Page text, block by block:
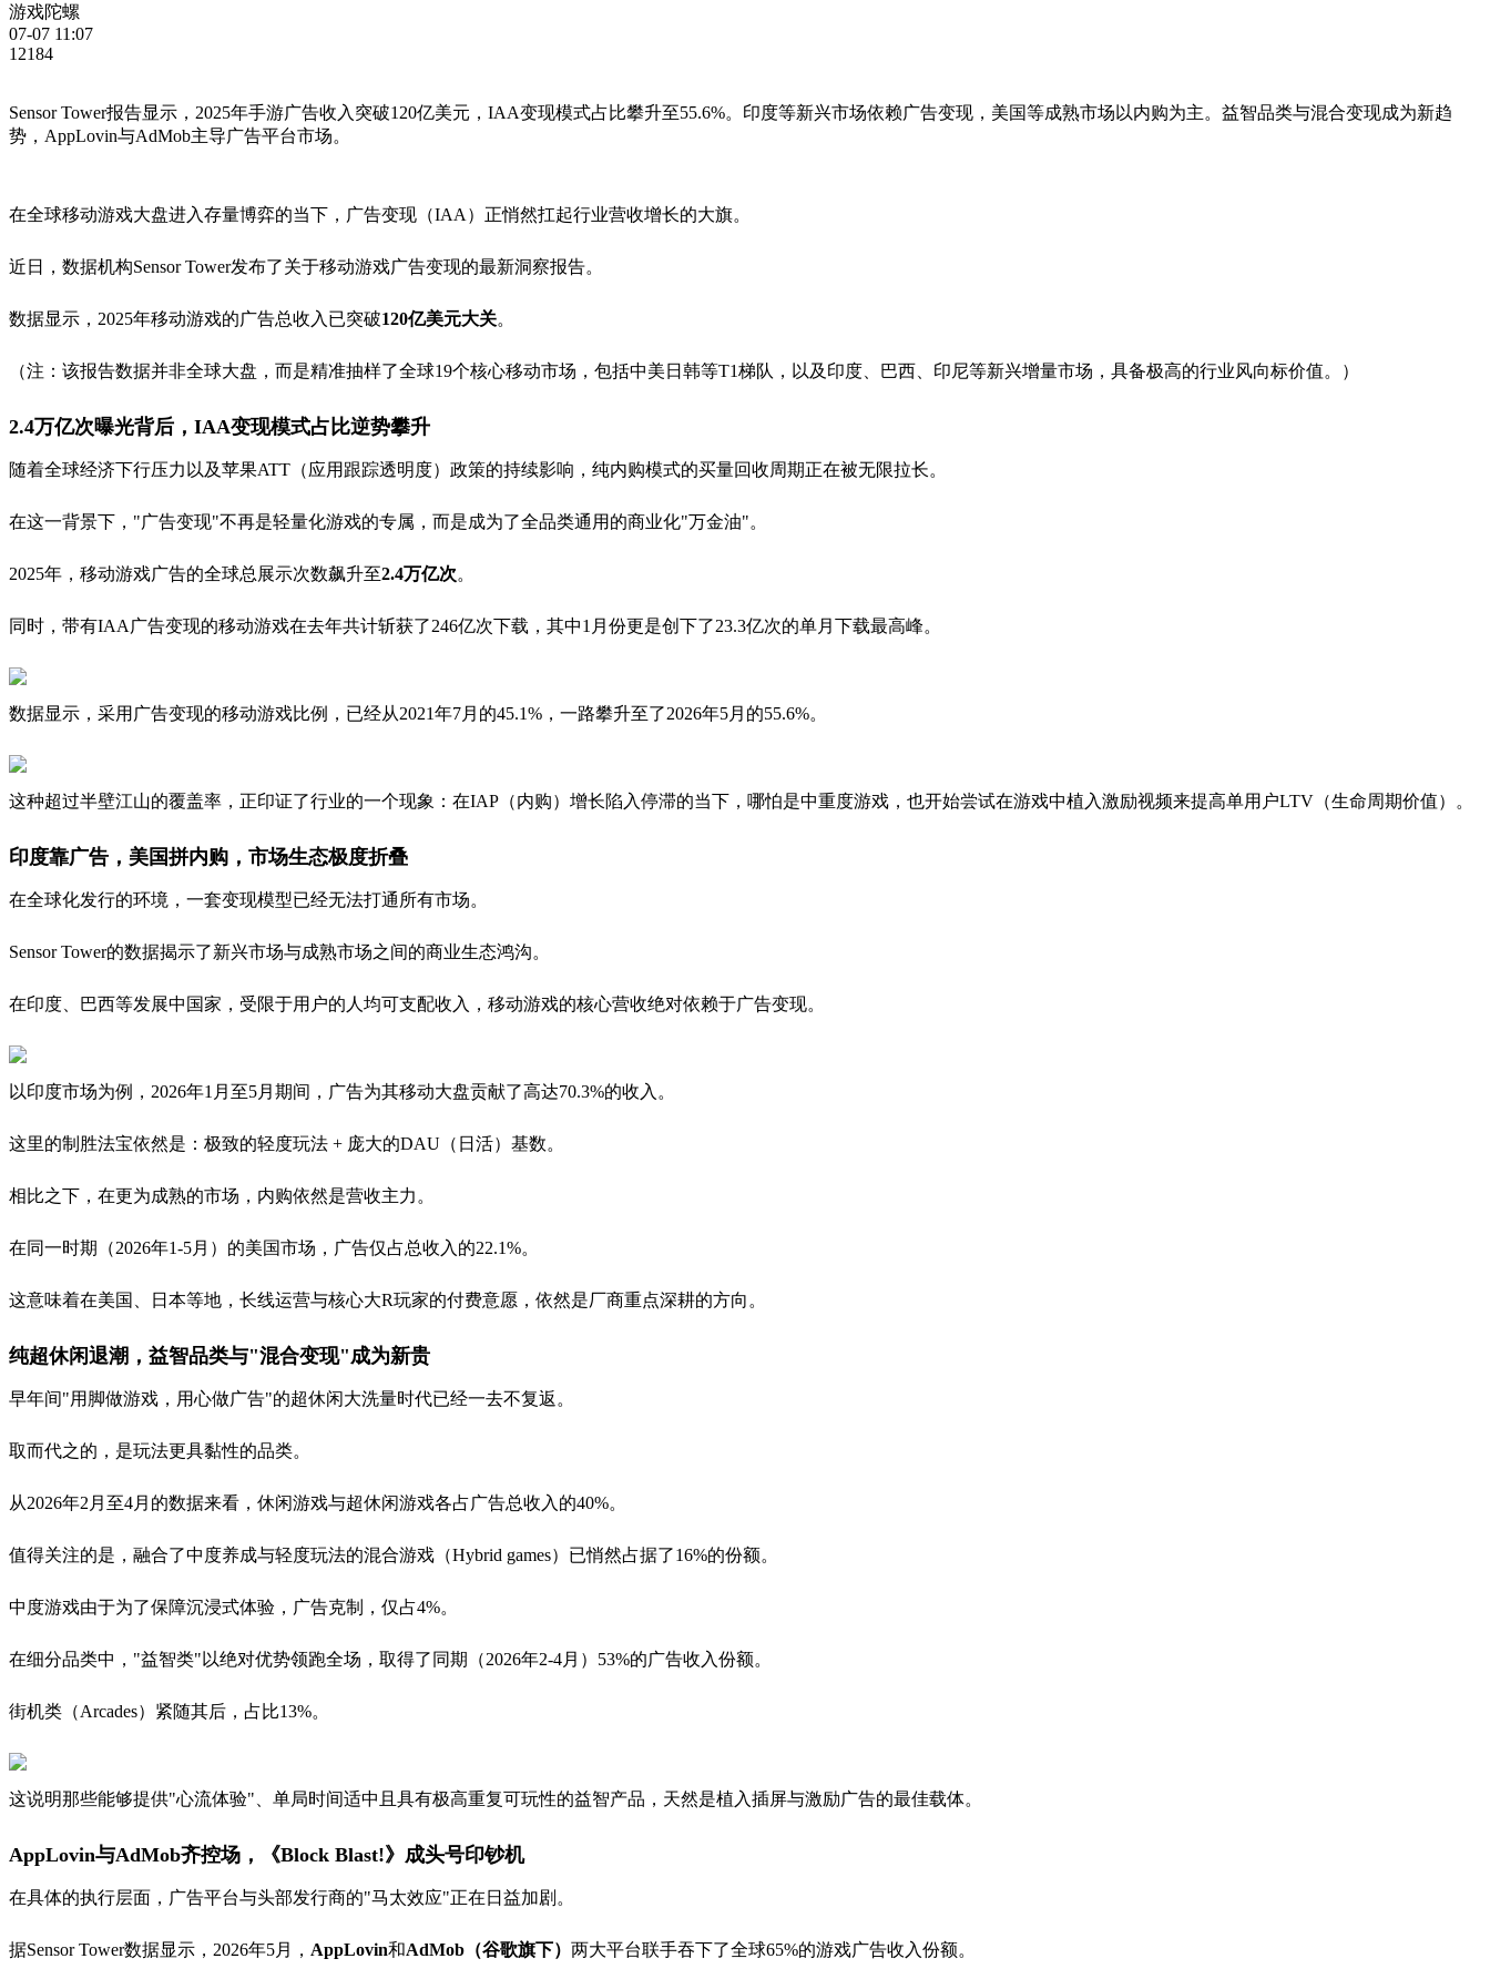
游戏陀螺
07-07 11:07
12184
Sensor Tower报告显示，2025年手游广告收入突破120亿美元，IAA变现模式占比攀升至55.6%。印度等新兴市场依赖广告变现，美国等成熟市场以内购为主。益智品类与混合变现成为新趋
势，AppLovin与AdMob主导广告平台市场。
在全球移动游戏大盘进入存量博弈的当下，广告变现（IAA）正悄然扛起行业营收增长的大旗。
近日，数据机构Sensor Tower发布了关于移动游戏广告变现的最新洞察报告。
数据显示，2025年移动游戏的广告总收入已突破120亿美元大关。
（注：该报告数据并非全球大盘，而是精准抽样了全球19个核心移动市场，包括中美日韩等T1梯队，以及印度、巴西、印尼等新兴增量市场，具备极高的行业风向标价值。）
2.4万亿次曝光背后，IAA变现模式占比逆势攀升
随着全球经济下行压力以及苹果ATT（应用跟踪透明度）政策的持续影响，纯内购模式的买量回收周期正在被无限拉长。
在这一背景下，"广告变现"不再是轻量化游戏的专属，而是成为了全品类通用的商业化"万金油"。
2025年，移动游戏广告的全球总展示次数飙升至2.4万亿次。
同时，带有IAA广告变现的移动游戏在去年共计斩获了246亿次下载，其中1月份更是创下了23.3亿次的单月下载最高峰。
数据显示，采用广告变现的移动游戏比例，已经从2021年7月的45.1%，一路攀升至了2026年5月的55.6%。
这种超过半壁江山的覆盖率，正印证了行业的一个现象：在IAP（内购）增长陷入停滞的当下，哪怕是中重度游戏，也开始尝试在游戏中植入激励视频来提高单用户LTV（生命周期价值）。
印度靠广告，美国拼内购，市场生态极度折叠
在全球化发行的环境，一套变现模型已经无法打通所有市场。
Sensor Tower的数据揭示了新兴市场与成熟市场之间的商业生态鸿沟。
在印度、巴西等发展中国家，受限于用户的人均可支配收入，移动游戏的核心营收绝对依赖于广告变现。
以印度市场为例，2026年1月至5月期间，广告为其移动大盘贡献了高达70.3%的收入。
这里的制胜法宝依然是：极致的轻度玩法 + 庞大的DAU（日活）基数。
相比之下，在更为成熟的市场，内购依然是营收主力。
在同一时期（2026年1-5月）的美国市场，广告仅占总收入的22.1%。
这意味着在美国、日本等地，长线运营与核心大R玩家的付费意愿，依然是厂商重点深耕的方向。
纯超休闲退潮，益智品类与"混合变现"成为新贵
早年间"用脚做游戏，用心做广告"的超休闲大洗量时代已经一去不复返。
取而代之的，是玩法更具黏性的品类。
从2026年2月至4月的数据来看，休闲游戏与超休闲游戏各占广告总收入的40%。
值得关注的是，融合了中度养成与轻度玩法的混合游戏（Hybrid games）已悄然占据了16%的份额。
中度游戏由于为了保障沉浸式体验，广告克制，仅占4%。
在细分品类中，"益智类"以绝对优势领跑全场，取得了同期（2026年2-4月）53%的广告收入份额。
街机类（Arcades）紧随其后，占比13%。
这说明那些能够提供"心流体验"、单局时间适中且具有极高重复可玩性的益智产品，天然是植入插屏与激励广告的最佳载体。
AppLovin与AdMob齐控场，《Block Blast!》成头号印钞机
在具体的执行层面，广告平台与头部发行商的"马太效应"正在日益加剧。
据Sensor Tower数据显示，2026年5月， AppLovin和AdMob（谷歌旗下） 两大平台联手吞下了全球65%的游戏广告收入份额。